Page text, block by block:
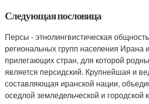
Следующая пословица
Персы - этнолингвистическая
региональных групп населения Ирана
прилегающих стран, для которой
является персидский. Крупнейшая и
составляющая иранской нации,
оседлой земледельческой и городской